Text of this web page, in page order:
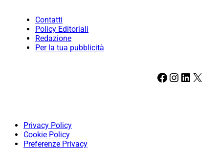
Contatti
Policy Editoriali
Redazione
Per la tua pubblicità
Facebook Instagram LinkedIn X
Privacy Policy
Cookie Policy
Preferenze Privacy